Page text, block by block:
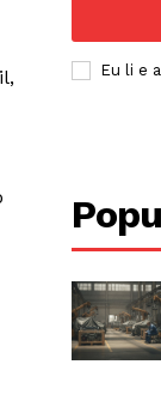
Eu li e